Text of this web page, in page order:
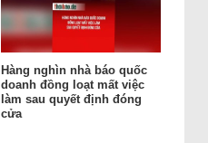
Hàng nghìn nhà báo quốc
doanh đồng loạt mất việc
làm sau quyết định đóng
cửa